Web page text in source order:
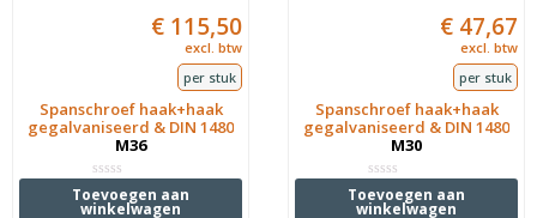
Spanschroef haak+haak
gegalvaniseerd & DIN 1480
M36
Waardering
0
€ 115,50
excl. btw
per stuk
Toevoegen aan
winkelwagen
Spanschroef haak+haak
gegalvaniseerd & DIN 1480
M30
Waardering
0
€ 47,67
excl. btw
per stuk
Toevoegen aan
winkelwagen